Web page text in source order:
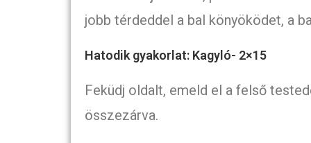
jobb térdeddel a bal könyöködet, a
Hatodik gyakorlat: Kagyló- 2×15
Feküdj oldalt, emeld el a felső
összezárva.